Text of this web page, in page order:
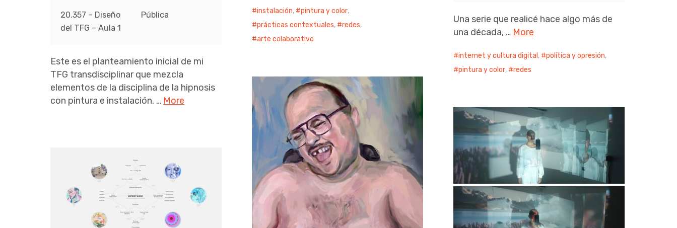
20.357 – Diseño
del TFG – Aula 1
Pública
Este es el planteamiento inicial de mi
TFG transdisciplinar que mezcla
elementos de la disciplina de la hipnosis
con pintura e instalación. … More
instalación, pintura y color,
prácticas contextuales, redes,
arte colaborativo
Una serie que realicé hace algo más de
una década, … More
internet y cultura digital , política y opresión,
pintura y color, redes